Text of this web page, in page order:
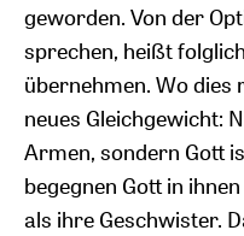
geworden. Von der
sprechen, heißt
übernehmen. Wo
neues Gleichgewicht:
Armen, sondern Gott
begegnen Gott in
als ihre Geschwister.